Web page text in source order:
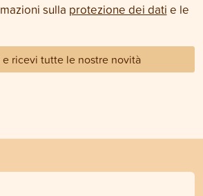
sulla protezione dei dati e le
ricevi tutte le nostre novità